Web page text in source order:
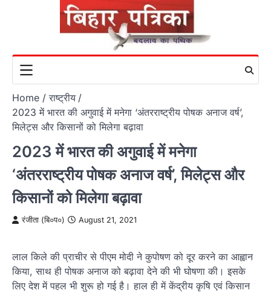
Home
राष्ट्रीय
2023 में भारत की अगुवाई में मनेगा ‘अंतरराष्ट्रीय पोषक अनाज वर्ष’,
मिलेट्स और किसानों को मिलेगा बढ़ावा
2023 में भारत की अगुवाई में मनेगा
‘अंतरराष्ट्रीय पोषक अनाज वर्ष’, मिलेट्स और
किसानों को मिलेगा बढ़ावा
रंजीता (बि०प०) August 21, 2021
लाल किले की प्राचीर से पीएम मोदी ने कुपोषण को दूर करने का आह्वान
किया, साथ ही पोषक अनाज को बढ़ावा देने की भी घोषणा की। इसके
लिए देश में पहल भी शुरू हो गई है। हाल ही में केंद्रीय कृषि एवं किसान